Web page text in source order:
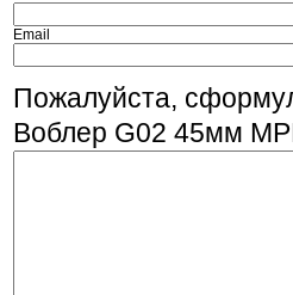
Email
Пожалуйста,
Воблер G02 45мм